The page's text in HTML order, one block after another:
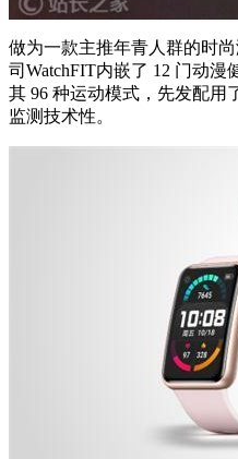
做为一款主推年青人群的时
司WatchFIT内嵌了 12 门动漫
其 96 种运动模式，先发配用
监测技术性。